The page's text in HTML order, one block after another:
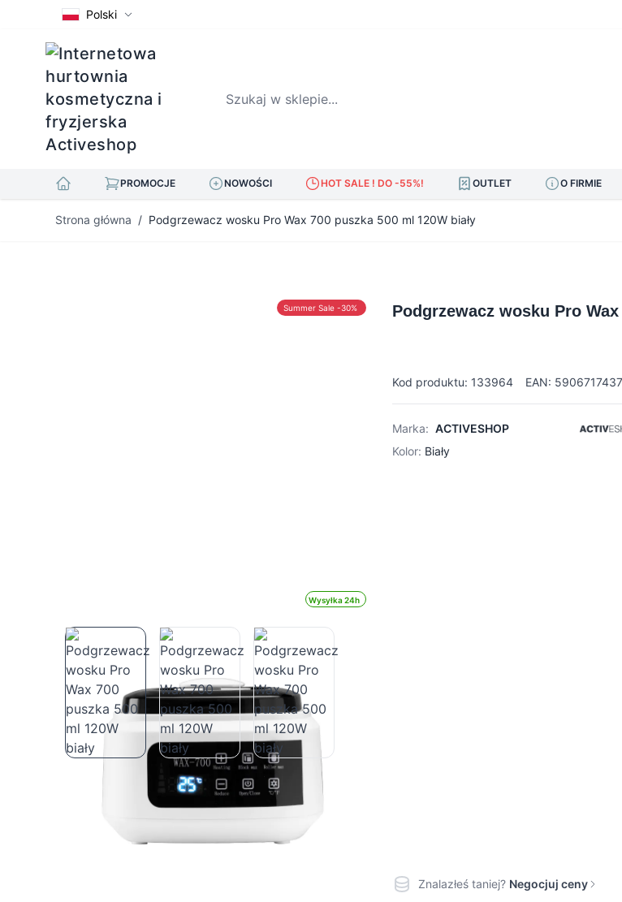
Polski
Szukaj w sklepie...
PROMOCJE NOWOŚCI HOT SALE ! DO -55%! OUTLET O FIRMIE
Strona główna / Podgrzewacz wosku Pro Wax 700 puszka 500 ml 120W biały
Wysyłka 24h
Summer Sale -30% Podgrzewacz wosku Pro
Kod produktu: 133964 EAN:
Marka: ACTIVESHOP
Kolor: Biały
Znalazłeś taniej? Negocjuj ceny